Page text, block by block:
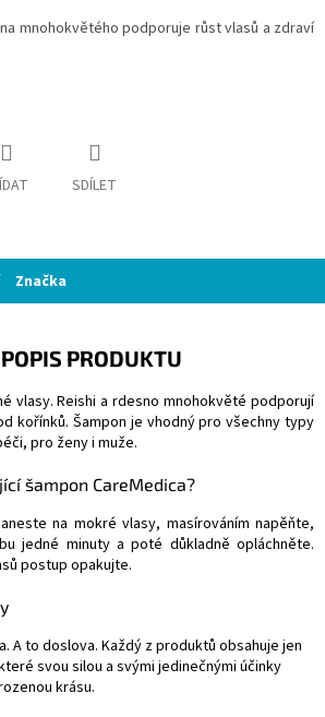
mnohokvětého podporuje růst vlasů a zdraví
SDÍLET
Značka
PRODUKTU
vlasy. Reishi a rdesno mnohokvěté podporují
kořínků. Šampon je vhodný pro všechny typy
pro ženy i muže.
šampon CareMedica?
na mokré vlasy, masírováním napěňte,
jedné minuty a poté důkladně opláchněte.
postup opakujte.
A to doslova. Každý z produktů obsahuje jen
svou silou a svými jedinečnými účinky
krásu.